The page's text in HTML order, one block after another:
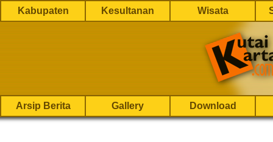
Kabupaten Kesultanan Wisata
Arsip Berita Gallery Download